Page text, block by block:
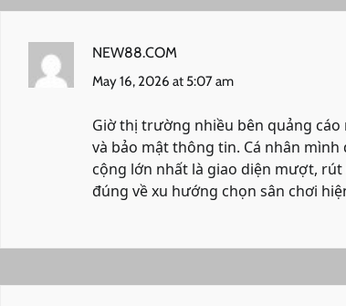
NEW88.COM
May 16, 2026 at 5:07 am
Giờ thị trường nhiều bên quảng
và bảo mật thông tin. Cá nhân
cộng lớn nhất là giao diện mượt,
đúng về xu hướng chọn sân chơi